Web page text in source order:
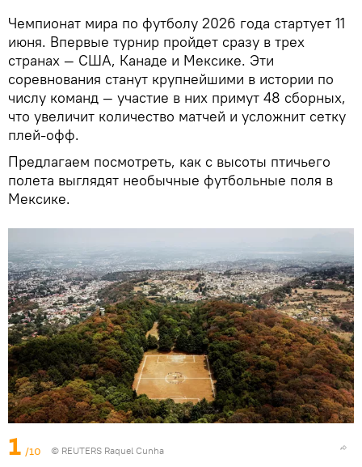
Чемпионат мира по футболу 2026 года стартует 11
июня. Впервые турнир пройдет сразу в трех
странах — США, Канаде и Мексике. Эти
соревнования станут крупнейшими в истории по
числу команд — участие в них примут 48 сборных,
что увеличит количество матчей и усложнит сетку
плей‑офф.
Предлагаем посмотреть, как с высоты птичьего
полета выглядят необычные футбольные поля в
Мексике.
1 /10 © REUTERS Raquel Cunha